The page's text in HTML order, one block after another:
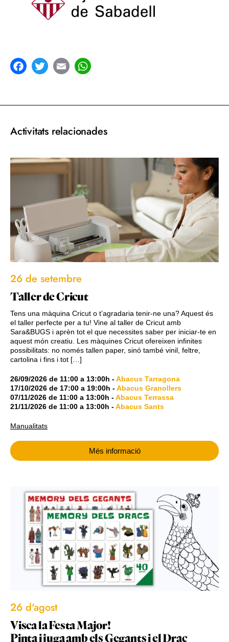
Activitats relacionades
26 de setembre
Taller de Cricut
Tens una màquina Cricut o t’agradaria tenir-ne una? Aquest és
el taller perfecte per a tu! Vine al taller de Cricut amb
Sara&BUGS i aprèn tot el que necessites saber per iniciar-te en
aquest món creatiu. Les màquines Cricut ofereixen infinites
possibilitats: no només tallen paper, sinó també vinil, feltre,
cartolina i fins i tot […]
26/09/2026 de 11:00 a 13:00h -Abacus Tarragona
17/10/2026 de 17:00 a 19:00h -Abacus Granollers
07/11/2026 de 11:00 a 13:00h -Abacus Terrassa
21/11/2026 de 11:00 a 13:00h -Abacus Sants
Manualitats
Més informació
26 d'agost
Visca la Festa Major!
Pinta i juga amb els Gegants i el Drac